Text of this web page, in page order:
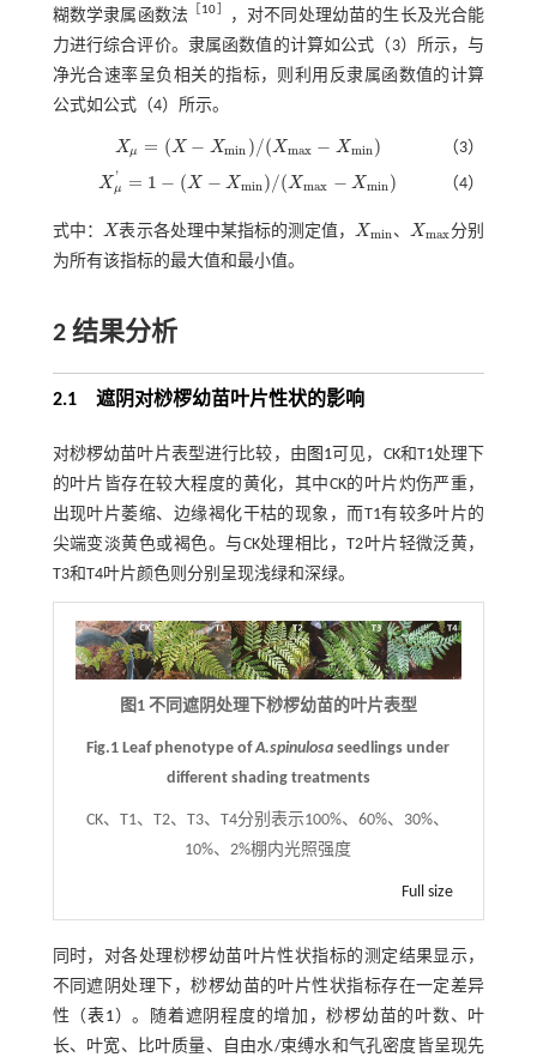
糊数学隶属函数法 ［10］
，对不同处理幼苗的生长及光合能
力进行综合评价。隶属函数值的计算如 公式（3） 所示，与
净光合速率呈负相关的指标，则利用反隶属函数值的计算
公式如 公式（4） 所示。
X μ = ( X − Xmin )/( Xmax − Xmin)
Xμ= (X- Xmin )/( Xmax- Xmin) （3）
X '
μ = 1 − ( X − Xmin)/(Xmax − Xmin)
Xμ'= 1-( X- Xm in)/ Xmax-Xmin) （4）
式中： X
X 表示各处理中某指标的测定值，Xmin、 Xmax
Xmin、 Xmax 分别
为所有该指标的最大值和最小值。
2 结果分析
2.1 遮阴对桫椤幼苗叶片性状的影响
对桫椤幼苗叶片表型进行比较，由 图1可见，CK和T1处理下
的叶片皆存在较大程度的黄化，其中CK的叶片灼伤严重，
出现叶片萎缩、边缘褐化干枯的现象，而T1有较多叶片的
尖端变淡黄色或褐色。与CK处理相比，T2叶片轻微泛黄，
T3和T4叶片颜色则分别呈现浅绿和深绿。
图1 不同遮阴处理下桫椤幼苗的叶片表型
Fig.1 Leaf phenotype ofA.spinulosa seedlings under
different shading treatments
CK、T1、T2、T3、T4分别表示100%、60%、30%、
10%、2%棚内光照强度
Full size
同时，对各处理桫椤幼苗叶片性状指标的测定结果显示，
不同遮阴处理下，桫椤幼苗的叶片性状指标存在一定差异
性（表1）。随着遮阴程度的增加，桫椤幼苗的叶数、叶
长、叶宽、比叶质量、自由水/束缚水和气孔密度皆呈现先